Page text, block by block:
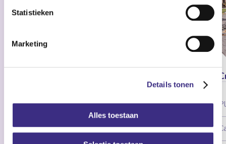
Statistieken
Marketing
Details tonen
Alles toestaan
Plaats:Dokkum
Categorieën:Dagbesteding